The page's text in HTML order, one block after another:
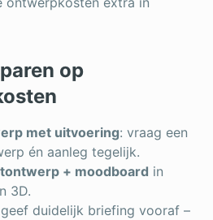
op
met uitvoering: vraag een
én aanleg tegelijk.
+ moodboard in
3D.
duidelijk briefing vooraf –